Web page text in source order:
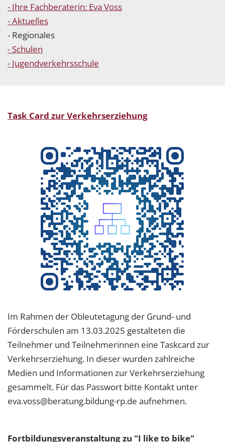
- Ihre Fachberaterin: Eva Voss
- Aktuelles
- Regionales
- Schulen
- Jugendverkehrsschule
Task Card zur Verkehrserziehung
Im Rahmen der Obleutetagung der Grund- und
Förderschulen am 13.03.2025 gestalteten die
Teilnehmer und Teilnehmerinnen eine Taskcard zur
Verkehrserziehung. In dieser wurden zahlreiche
Medien und Informationen zur Verkehrserziehung
gesammelt. Für das Passwort bitte Kontakt unter
eva.voss@beratung.bildung-rp.de aufnehmen.
Fortbildungsveranstaltung zu "I like to bike"